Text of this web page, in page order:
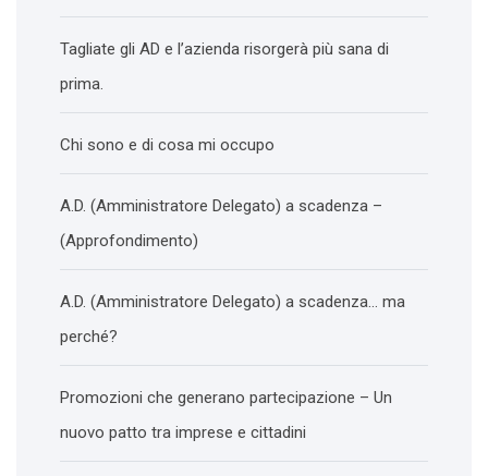
Tagliate gli AD e l’azienda risorgerà più sana di
prima.
Chi sono e di cosa mi occupo
A.D. (Amministratore Delegato) a scadenza –
(Approfondimento)
A.D. (Amministratore Delegato) a scadenza… ma
perché?
Promozioni che generano partecipazione – Un
nuovo patto tra imprese e cittadini